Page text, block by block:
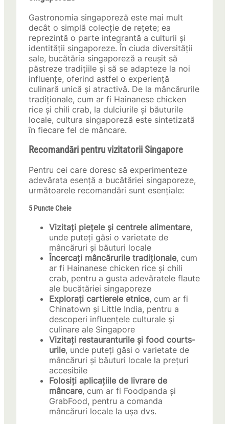
Gastronomia singaporeză este mai mult
decât o simplă colecție de rețete; ea
reprezintă o parte integrantă a culturii și
identității singaporeze. În ciuda diversității
sale, bucătăria singaporeză a reușit să
păstreze tradițiile și să se adapteze la noi
influențe, oferind astfel o experiență
culinară unică și atractivă. De la mâncărurile
tradiționale, cum ar fi Hainanese chicken
rice și chili crab, la dulciurile și băuturile
locale, cultura singaporeză este sintetizată
în fiecare fel de mâncare.
Recomandări pentru vizitatorii Singapore
Pentru cei care doresc să experimenteze
adevărata esență a bucătăriei singaporeze,
următoarele recomandări sunt esențiale:
5 Puncte Cheie
Vizitați piețele și centrele alimentare,
unde puteți găsi o varietate de
mâncăruri și băuturi locale
Încercați mâncărurile tradiționale, cum
ar fi Hainanese chicken rice și chili
crab, pentru a gusta adevăratele flaute
ale bucătăriei singaporeze
Explorați cartierele etnice, cum ar fi
Chinatown și Little India, pentru a
descoperi influențele culturale și
culinare ale Singapore
Vizitați restauranturile și food courts-
urile, unde puteți găsi o varietate de
mâncăruri și băuturi locale la prețuri
accesibile
Folosiți aplicațiile de livrare de
mâncare, cum ar fi Foodpanda și
GrabFood, pentru a comanda
mâncăruri locale la ușa dvs.